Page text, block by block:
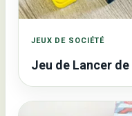
JEUX DE SOCIÉTÉ
Jeu de Lancer de